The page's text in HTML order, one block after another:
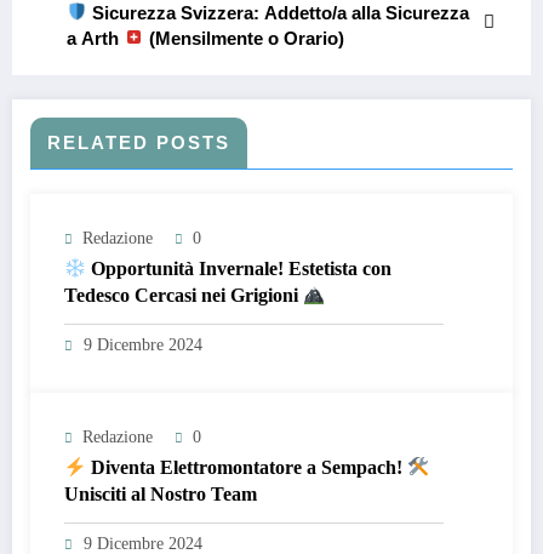
Sicurezza Svizzera: Addetto/a alla Sicurezza
a Arth
(Mensilmente o Orario)
RELATED POSTS
Redazione 0
Opportunità Invernale! Estetista con
Tedesco Cercasi nei Grigioni
9 Dicembre 2024
Redazione 0
Diventa Elettromontatore a Sempach!
Unisciti al Nostro Team
9 Dicembre 2024